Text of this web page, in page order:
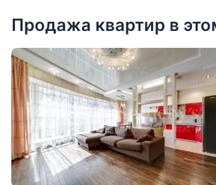
Продажа квартир в